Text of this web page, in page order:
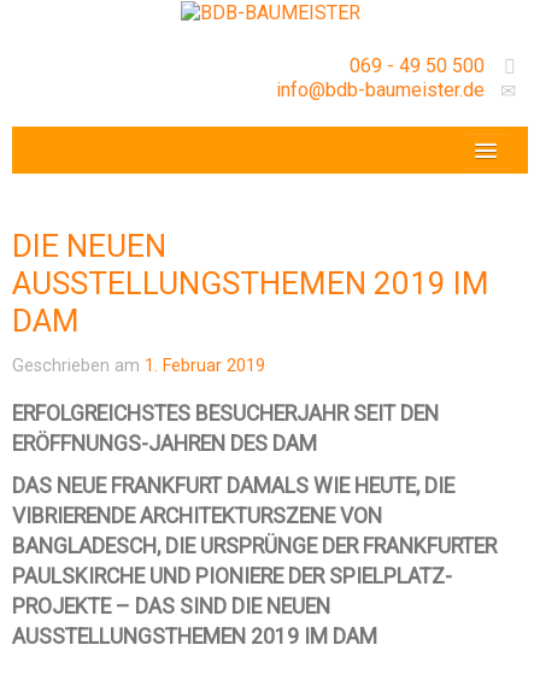
069 - 49 50 500
info@bdb-baumeister.de
GESCHÄFTSSTELLE
DIE NEUEN
AUSSTELLUNGSTHEMEN 2019 IM
DAM
Geschrieben am 1. Februar 2019
ERFOLGREICHSTES BESUCHERJAHR SEIT DEN
ERÖFFNUNGS-JAHREN DES DAM
DAS NEUE FRANKFURT DAMALS WIE HEUTE, DIE
VIBRIERENDE ARCHITEKTURSZENE VON
BANGLADESCH, DIE URSPRÜNGE DER FRANKFURTER
PAULSKIRCHE UND PIONIERE DER SPIELPLATZ-
PROJEKTE – DAS SIND DIE NEUEN
AUSSTELLUNGSTHEMEN 2019 IM DAM